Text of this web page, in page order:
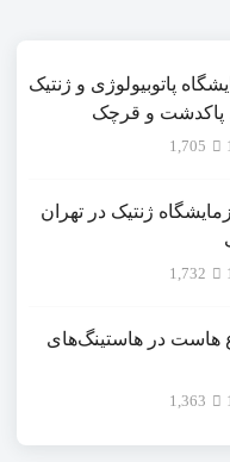
پاتوبیولوژی و ژنتیک
پاکدشت و قرچک
1,705
ژنتیک در تهران
1,732
هاست در هاستینگ‌های
1,363